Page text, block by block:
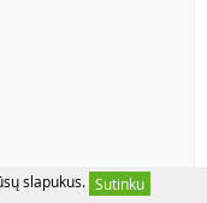
slapukus. Sutinku